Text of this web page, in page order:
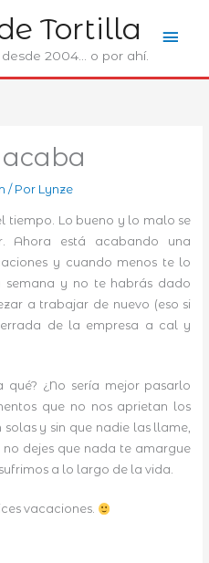
Tortilla
2004... o por ahí.
/ Por Lynze
tiempo. Lo bueno y lo malo se
Ahora está acabando una
y cuando menos te lo
semana y no te habrás dado
a trabajar de nuevo (eso si
de la empresa a cal y
qué? ¿No sería mejor pasarlo
que no nos aprietan los
y sin que nadie las llame,
dejes que nada te amargue
a lo largo de la vida.
vacaciones.